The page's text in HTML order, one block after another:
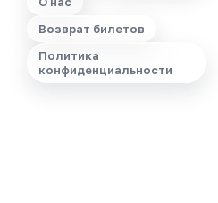
Возврат билетов
Политика
конфиденциальности